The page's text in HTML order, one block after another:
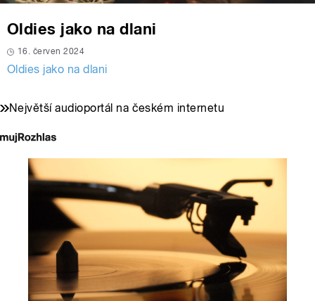
Oldies jako na dlani
16. červen 2024
Oldies jako na dlani
Největší audioportál na českém internetu